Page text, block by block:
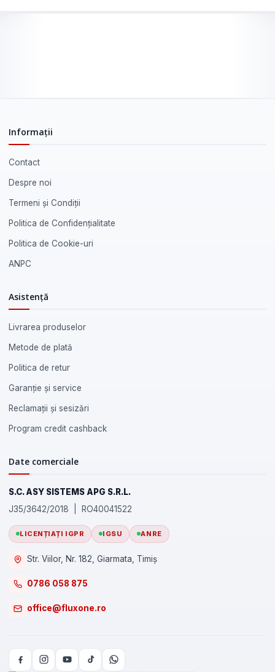
Informații
Contact
Despre noi
Termeni și Condiții
Politica de Confidențialitate
Politica de Cookie-uri
ANPC
Asistență
Livrarea produselor
Metode de plată
Politica de retur
Garanție și service
Reclamații și sesizări
Program credit cashback
Date comerciale
S.C. ASY SISTEMS APG S.R.L.
J35/3642/2018 | RO40041522
LICENȚIAȚI IGPR IGSU ANRE
Str. Viilor, Nr. 182, Giarmata, Timiș
0786 058 875
office@fluxone.ro